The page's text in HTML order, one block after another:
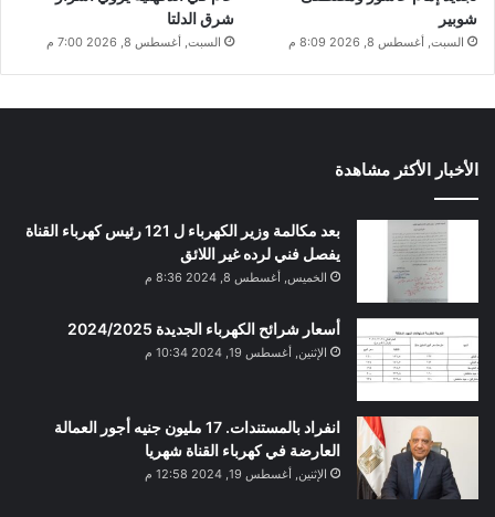
شوبير
السبت, أغسطس 8, 2026 8:09 م
شرق الدلتا
السبت, أغسطس 8, 2026 7:00 م
الأخبار الأكثر مشاهدة
بعد مكالمة وزير الكهرباء ل 121 رئيس كهرباء القناة
يفصل فني لرده غير اللائق
الخميس, أغسطس 8, 2024 8:36 م
أسعار شرائح الكهرباء الجديدة 2024/2025
الإثنين, أغسطس 19, 2024 10:34 م
انفراد بالمستندات. 17 مليون جنيه أجور العمالة
العارضة في كهرباء القناة شهريا
الإثنين, أغسطس 19, 2024 12:58 م